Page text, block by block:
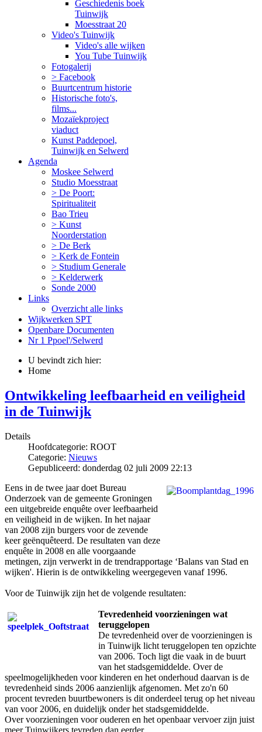
Geschiedenis boek
Tuinwijk
Moesstraat 20
Video's Tuinwijk
Video's alle wijken
You Tube Tuinwijk
Fotogalerij
> Facebook
Buurtcentrum historie
Historische foto's,
films...
Mozaïekproject
viaduct
Kunst Paddepoel,
Tuinwijk en Selwerd
Agenda
Moskee Selwerd
Studio Moesstraat
> De Poort:
Spiritualiteit
Bao Trieu
> Kunst
Noorderstation
> De Berk
> Kerk de Fontein
> Studium Generale
> Kelderwerk
Sonde 2000
Links
Overzicht alle links
Wijkwerken SPT
Openbare Documenten
Nr 1 Ppoel'/Selwerd
U bevindt zich hier:
Home
Ontwikkeling leefbaarheid en veiligheid
in de Tuinwijk
Details
Hoofdcategorie: ROOT
Categorie: Nieuws
Gepubliceerd: donderdag 02 juli 2009 22:13
Eens in de twee jaar doet Bureau
Onderzoek van de gemeente Groningen
een uitgebreide enquête over leefbaarheid
en veiligheid in de wijken. In het najaar
van 2008 zijn burgers voor de zevende
keer geënquêteerd. De resultaten van deze
enquête in 2008 en alle voorgaande
metingen, zijn verwerkt in de trendrapportage ‘Balans van Stad en
wijken'. Hierin is de ontwikkeling weergegeven vanaf 1996.
Voor de Tuinwijk zijn het de volgende resultaten:
Tevredenheid voorzieningen wat
teruggelopen
De tevredenheid over de voorzieningen is
in Tuinwijk licht teruggelopen ten opzichte
van 2006. Toch ligt die vaak in de buurt
van het stadsgemiddelde. Over de
speelmogelijkheden voor kinderen en het onderhoud daarvan is de
tevredenheid sinds 2006 aanzienlijk afgenomen. Met zo'n 60
procent tevreden buurtbewoners is dit onderdeel terug op het niveau
van voor 2006, en duidelijk onder het stadsgemiddelde.
Over voorzieningen voor ouderen en het openbaar vervoer zijn juist
meer Tuinwijkers tevreden dan eerder.